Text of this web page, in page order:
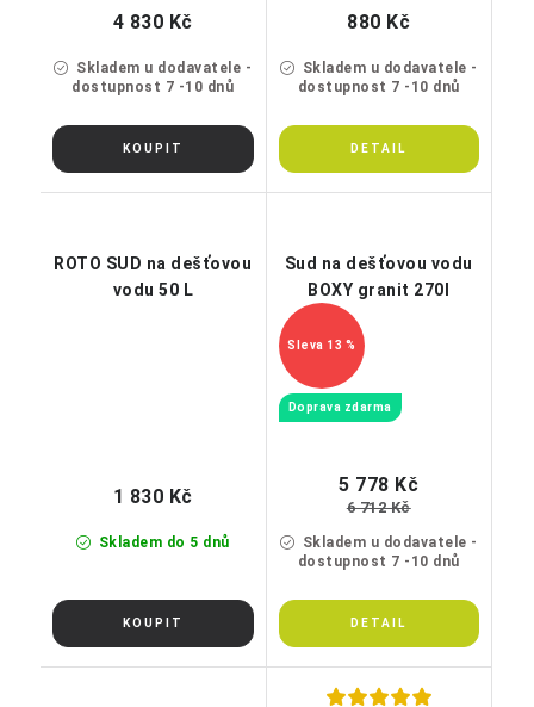
Skladem u dodavatele -
dostupnost 7 -10 dnů
4 830 Kč
Skladem u dodavatele -
dostupnost 7 -10 dnů
880 Kč
ROTO SUD na dešťovou
vodu 50 L
Skladem do 5 dnů
1 830 Kč
Sud na dešťovou vodu
BOXY granit 270l
13 %
Doprava zdarma
Skladem u dodavatele -
dostupnost 7 -10 dnů
5 778 Kč
6 712 Kč